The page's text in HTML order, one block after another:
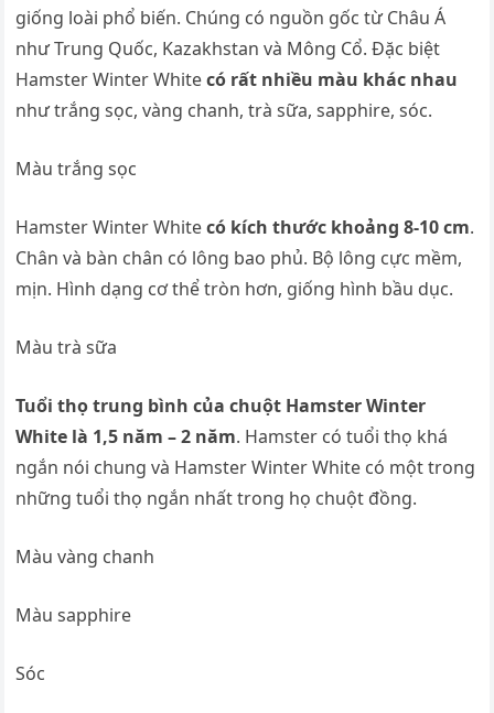
giống loài phổ biến. Chúng có nguồn gốc từ Châu Á
như Trung Quốc, Kazakhstan và Mông Cổ. Đặc biệt
Hamster Winter Whitecó rất nhiều màu khác nhau
như trắng sọc, vàng chanh, trà sữa, sapphire, sóc.
Màu trắng sọc
Hamster Winter Whitecó kích thước khoảng 8-10 cm.
Chân và bàn chân có lông bao phủ. Bộ lông cực mềm,
mịn. Hình dạng cơ thể tròn hơn, giống hình bầu dục.
Màu trà sữa
Tuổi thọ trung bình của chuột Hamster Winter
White là 1,5 năm – 2 năm. Hamster có tuổi thọ khá
ngắn nói chung và Hamster Winter White có một trong
những tuổi thọ ngắn nhất trong họ chuột đồng.
Màu vàng chanh
Màu sapphire
Sóc